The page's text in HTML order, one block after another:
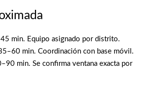
min. Equipo asignado por distrito.
min. Coordinación con base móvil.
min. Se confirma ventana exacta por